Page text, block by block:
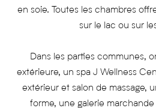
en soie. Toutes les chambres
sur le lac ou sur
Dans les parties communes,
extérieure, un spa J Wellness
extérieur et salon de massage,
forme, une galerie